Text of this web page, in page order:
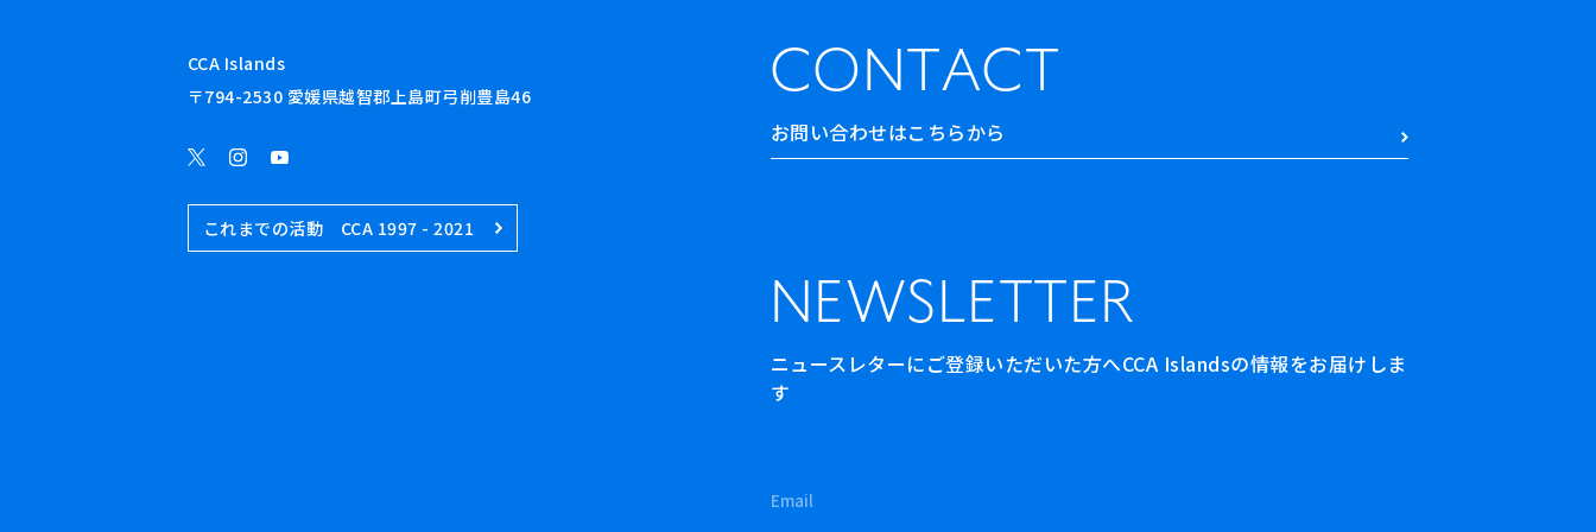
CONTACT
お問い合わせはこちらから
NEWSLETTER
ニュースレターにご登録いただいた方へCCA Islandsの情報をお届けしま
す
CCA Islands
〒794-2530 愛媛県越智郡上島町弓削豊島46
これまでの活動 CCA 1997 - 2021